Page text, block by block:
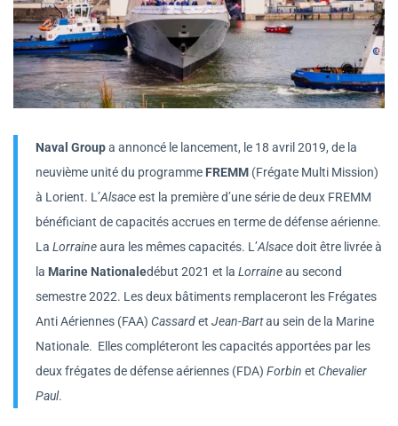
Naval Groupa annoncé le lancement, le 18 avril 2019, de la
neuvième unité du programme FREMM (Frégate Multi Mission)
à Lorient. L’Alsaceest la première d’une série de deux FREMM
bénéficiant de capacités accrues en terme de défense aérienne.
La Lorraineaura les mêmes capacités. L’Alsacedoit être livrée à
la Marine Nationaledébut 2021 et la Lorraineau second
semestre 2022. Les deux bâtiments remplaceront les Frégates
Anti Aériennes (FAA) Cassardet Jean-Bartau sein de la Marine
Nationale. Elles compléteront les capacités apportées par les
deux frégates de défense aériennes (FDA) Forbin et Chevalier
Paul.